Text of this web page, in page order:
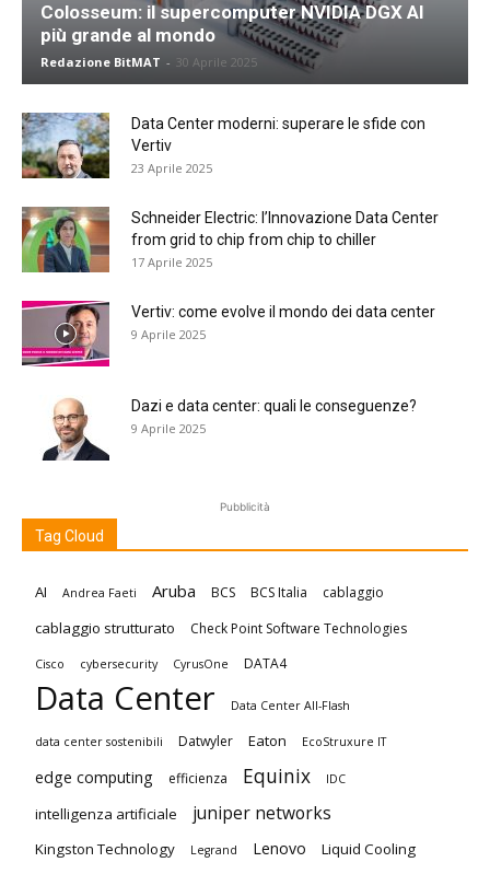
Colosseum: il supercomputer NVIDIA DGX AI
più grande al mondo
Redazione BitMAT - 30 Aprile 2025
Data Center moderni: superare le sfide con
Vertiv
23 Aprile 2025
Schneider Electric: l’Innovazione Data Center
from grid to chip from chip to chiller
17 Aprile 2025
Vertiv: come evolve il mondo dei data center
9 Aprile 2025
Dazi e data center: quali le conseguenze?
9 Aprile 2025
Pubblicità
Tag Cloud
AI Andrea Faeti Aruba BCS BCS Italia cablaggio
cablaggio strutturato Check Point Software Technologies
Cisco cybersecurity CyrusOne DATA4
Data Center Data Center All-Flash
data center sostenibili Datwyler Eaton EcoStruxure IT
edge computing efficienza Equinix IDC
intelligenza artificiale juniper networks
Kingston Technology Legrand Lenovo Liquid Cooling